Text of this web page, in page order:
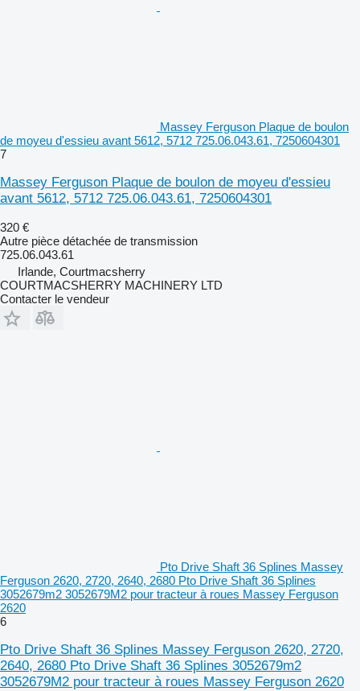
Massey Ferguson Plaque de boulon
de moyeu d'essieu avant 5612, 5712 725.06.043.61, 7250604301
7
Massey Ferguson Plaque de boulon de moyeu d'essieu
avant 5612, 5712 725.06.043.61, 7250604301
320 €
Autre pièce détachée de transmission
725.06.043.61
Irlande, Courtmacsherry
COURTMACSHERRY MACHINERY LTD
Contacter le vendeur
Pto Drive Shaft 36 Splines Massey
Ferguson 2620, 2720, 2640, 2680 Pto Drive Shaft 36 Splines
3052679m2 3052679M2 pour tracteur à roues Massey Ferguson
2620
6
Pto Drive Shaft 36 Splines Massey Ferguson 2620, 2720,
2640, 2680 Pto Drive Shaft 36 Splines 3052679m2
3052679M2 pour tracteur à roues Massey Ferguson 2620